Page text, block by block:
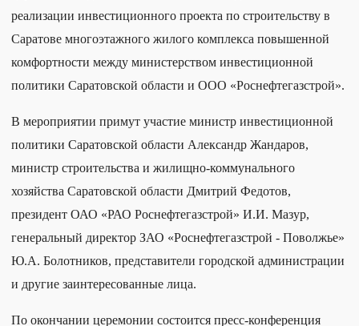
реализации инвестиционного проекта по строительству в
Саратове многоэтажного жилого комплекса повышенной
комфортности между министерством инвестиционной
политики Саратовской области и ООО «Роснефтегазстрой».
В мероприятии примут участие министр инвестиционной
политики Саратовской области Александр Жандаров,
министр строительства и жилищно-коммунального
хозяйства Саратовской области Дмитрий Федотов,
президент ОАО «РАО Роснефтегазстрой» И.И. Мазур,
генеральный директор ЗАО «Роснефтегазстрой - Поволжье»
Ю.А. Болотников, представители городской администрации
и другие заинтересованные лица.
По окончании церемонии состоится пресс-конференция